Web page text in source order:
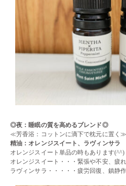
◎夜：睡眠の質を高めるブレンド◎
≪芳香浴：コットンに滴下で枕元に置く≫
精油：オレンジスイート、ラヴィンサラ
オレンジスイート単品の時もあります(^^)
オレンジスイート・・・緊張や不安、疲
ラヴィンサラ・・・・・疲労回復、鎮静作